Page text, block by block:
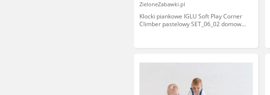
ZieloneZabawki.pl
Klocki piankowe IGLU Soft Play Corner
Climber pastelowy SET_06_02 domowy